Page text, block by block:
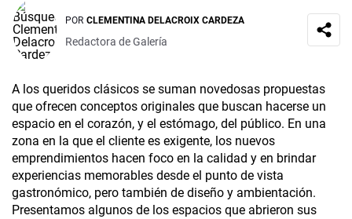
POR CLEMENTINA DELACROIX CARDEZA
Redactora de Galería
A los queridos clásicos se suman novedosas propuestas
que ofrecen conceptos originales que buscan hacerse un
espacio en el corazón, y el estómago, del público. En una
zona en la que el cliente es exigente, los nuevos
emprendimientos hacen foco en la calidad y en brindar
experiencias memorables desde el punto de vista
gastronómico, pero también de diseño y ambientación.
Presentamos algunos de los espacios que abrieron sus